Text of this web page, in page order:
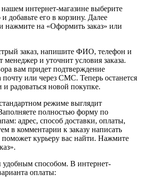
интернет-магазине выберите
добавьте его в корзину. Далее
нажмите на «Оформить заказ» или
заказ, напишите ФИО, телефон и
менеджер и уточнит условия заказа.
вам придет подтверждение
почту или через СМС. Теперь останется
и радоваться новой покупке.
режиме выглядит
полностью форму по
адрес, способ доставки, оплаты,
в комментарии к заказу написать
курьеру вас найти. Нажмите
удобным способом. В интернет-
оплаты: